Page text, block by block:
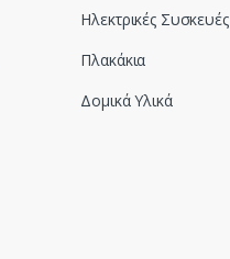
Ηλεκτρικές Συσκευές
Πλακάκια
Δομικά Υλικά